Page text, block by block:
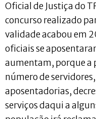
Oficial de Justiça do
concurso realizado
validade acabou em
oficiais se
aumentam, porque a
número de
aposentadorias,
serviços daqui a